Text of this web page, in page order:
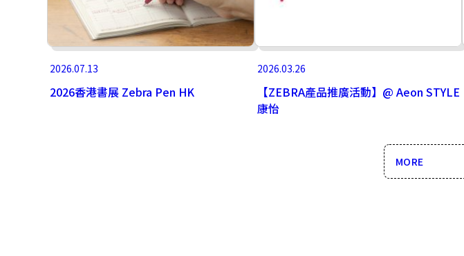
2026.07.13
2026香港書展 Zebra Pen HK
2026.03.26
【ZEBRA產品推廣活動】@ Aeon STYLE
康怡
MORE